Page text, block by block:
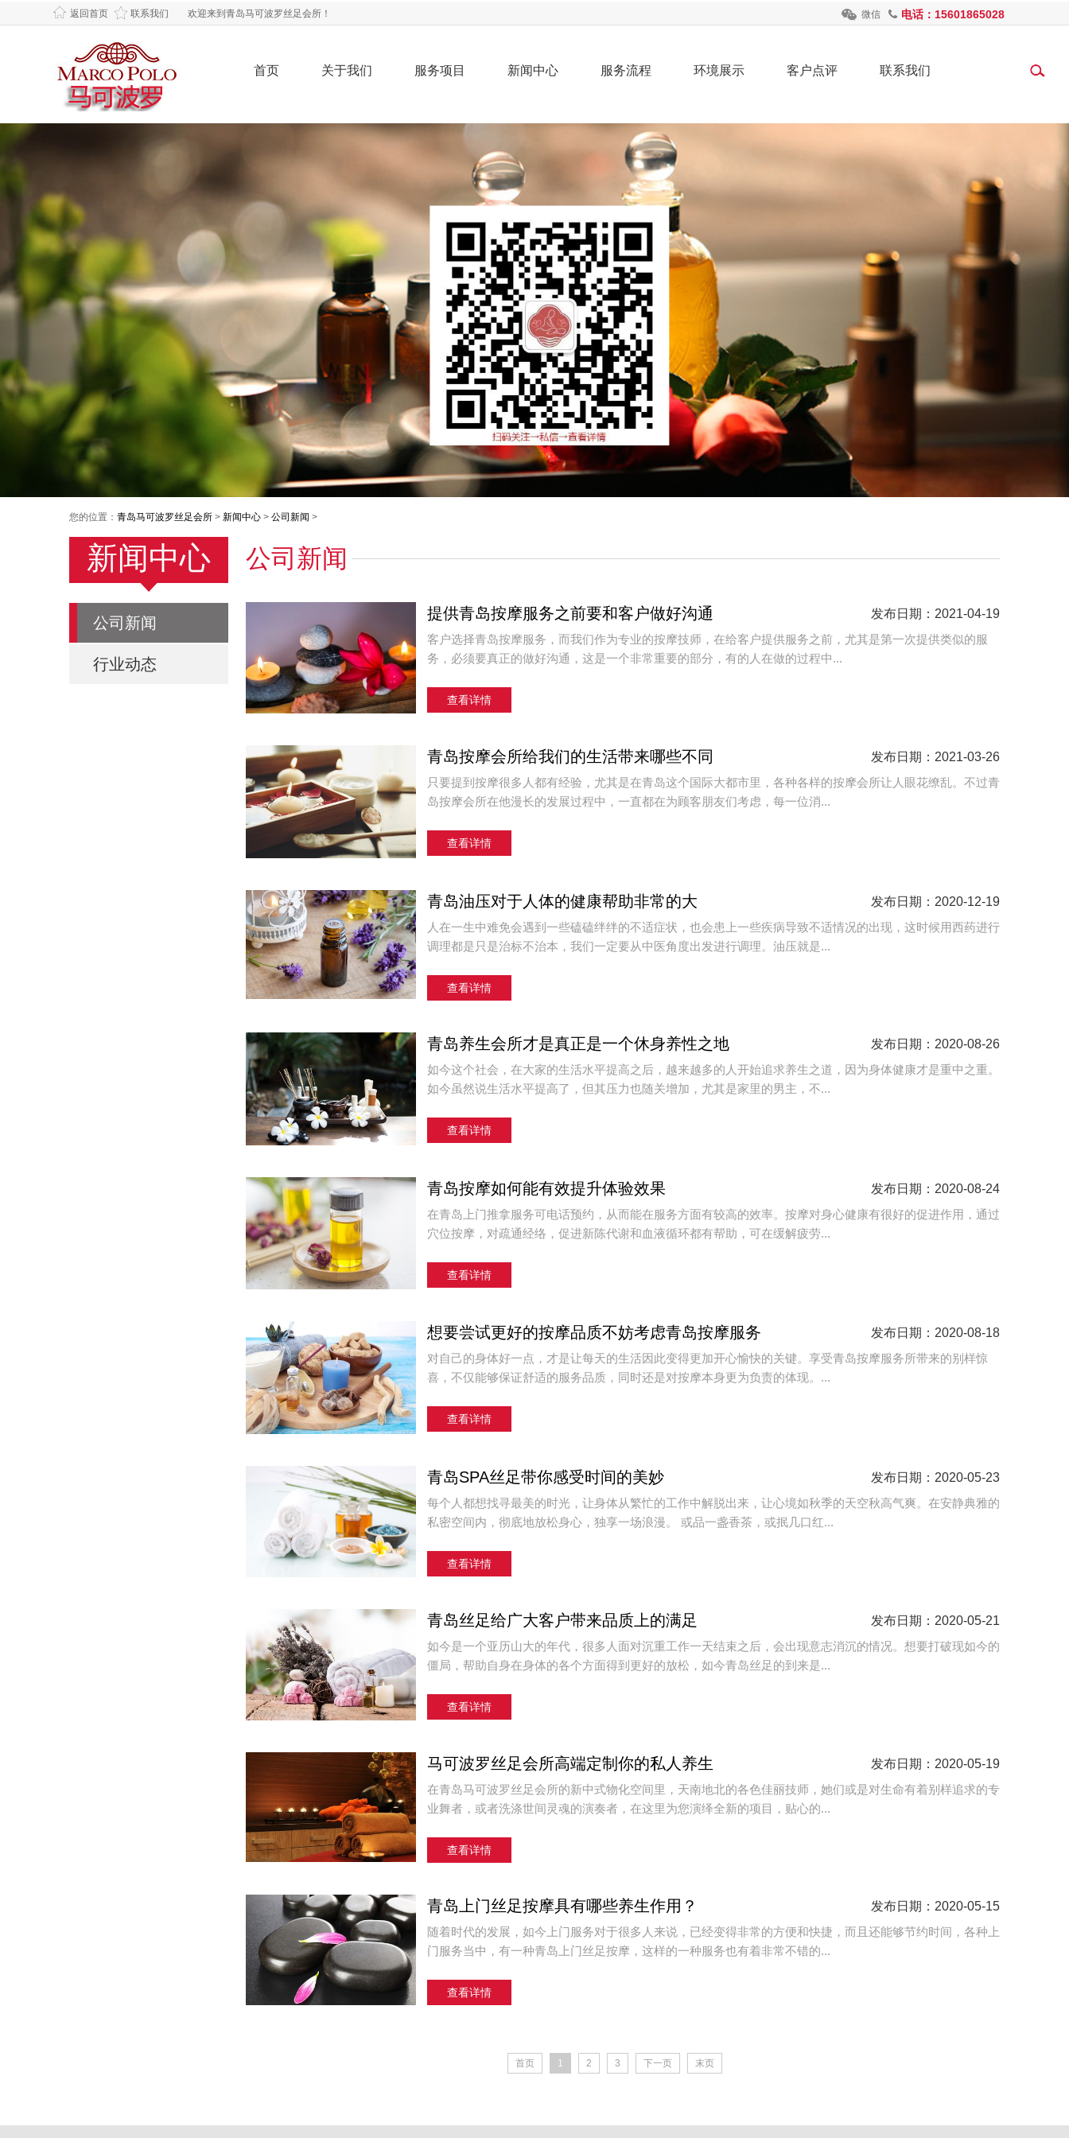
返回首页 联系我们 欢迎来到青岛马可波罗丝足会所！ 微信 电话：15601865028
首页 关于我们 服务项目 新闻中心 服务流程 环境展示 客户点评 联系我们
您的位置： 青岛马可波罗丝足会所 > 新闻中心 > 公司新闻 >
新闻中心
公司新闻
行业动态
公司新闻
提供青岛按摩服务之前要和客户做好沟通
发布日期：2021-04-19
客户选择青岛按摩服务，而我们作为专业的按摩技师，在给客户提供服务之前，尤其是第一次提供类似的服
务，必须要真正的做好沟通，这是一个非常重要的部分，有的人在做的过程中...
查看详情
青岛按摩会所给我们的生活带来哪些不同
发布日期：2021-03-26
只要提到按摩很多人都有经验，尤其是在青岛这个国际大都市里，各种各样的按摩会所让人眼花缭乱。不过青
岛按摩会所在他漫长的发展过程中，一直都在为顾客朋友们考虑，每一位消...
查看详情
青岛油压对于人体的健康帮助非常的大
发布日期：2020-12-19
人在一生中难免会遇到一些磕磕绊绊的不适症状，也会患上一些疾病导致不适情况的出现，这时候用西药进行
调理都是只是治标不治本，我们一定要从中医角度出发进行调理。油压就是...
查看详情
青岛养生会所才是真正是一个休身养性之地
发布日期：2020-08-26
如今这个社会，在大家的生活水平提高之后，越来越多的人开始追求养生之道，因为身体健康才是重中之重。
如今虽然说生活水平提高了，但其压力也随关增加，尤其是家里的男主，不...
查看详情
青岛按摩如何能有效提升体验效果
发布日期：2020-08-24
在青岛上门推拿服务可电话预约，从而能在服务方面有较高的效率。按摩对身心健康有很好的促进作用，通过
穴位按摩，对疏通经络，促进新陈代谢和血液循环都有帮助，可在缓解疲劳...
查看详情
想要尝试更好的按摩品质不妨考虑青岛按摩服务
发布日期：2020-08-18
对自己的身体好一点，才是让每天的生活因此变得更加开心愉快的关键。享受青岛按摩服务所带来的别样惊
喜，不仅能够保证舒适的服务品质，同时还是对按摩本身更为负责的体现。...
查看详情
青岛SPA丝足带你感受时间的美妙
发布日期：2020-05-23
每个人都想找寻最美的时光，让身体从繁忙的工作中解脱出来，让心境如秋季的天空秋高气爽。在安静典雅的
私密空间内，彻底地放松身心，独享一场浪漫。 或品一盏香茶，或抿几口红...
查看详情
青岛丝足给广大客户带来品质上的满足
发布日期：2020-05-21
如今是一个亚历山大的年代，很多人面对沉重工作一天结束之后，会出现意志消沉的情况。想要打破现如今的
僵局，帮助自身在身体的各个方面得到更好的放松，如今青岛丝足的到来是...
查看详情
马可波罗丝足会所高端定制你的私人养生
发布日期：2020-05-19
在青岛马可波罗丝足会所的新中式物化空间里，天南地北的各色佳丽技师，她们或是对生命有着别样追求的专
业舞者，或者洗涤世间灵魂的演奏者，在这里为您演绎全新的项目，贴心的...
查看详情
青岛上门丝足按摩具有哪些养生作用？
发布日期：2020-05-15
随着时代的发展，如今上门服务对于很多人来说，已经变得非常的方便和快捷，而且还能够节约时间，各种上
门服务当中，有一种青岛上门丝足按摩，这样的一种服务也有着非常不错的...
查看详情
首页 1 2 3 下一页 末页